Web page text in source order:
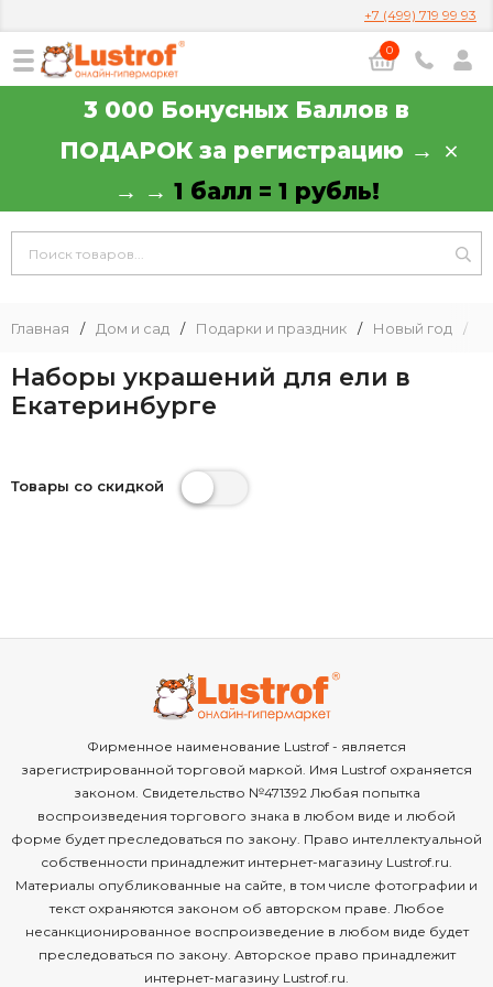
+7 (499) 719 99 93
0
3 000 Бонусных Баллов в
ПОДАРОК за регистрацию →
→ → 1 балл = 1 рубль!
Главная / Дом и сад / Подарки и праздник / Новый год /
Наборы украшений для ели в
Екатеринбурге
Товары со скидкой
Фирменное наименование Lustrof - является
зарегистрированной торговой маркой. Имя Lustrof охраняется
законом. Свидетельство №471392 Любая попытка
воспроизведения торгового знака в любом виде и любой
форме будет преследоваться по закону. Право интеллектуальной
собственности принадлежит интернет-магазину Lustrof.ru.
Материалы опубликованные на сайте, в том числе фотографии и
текст охраняются законом об авторском праве. Любое
несанкционированное воспроизведение в любом виде будет
преследоваться по закону. Авторское право принадлежит
интернет-магазину Lustrof.ru.